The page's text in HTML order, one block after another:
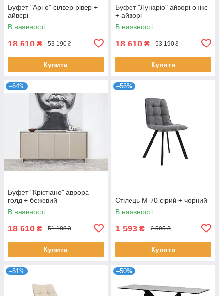
Буфет "Арно" сілвер рівер +
айворі
В наявності
18 610 ₴ 53 190 ₴
Купити
Буфет "Лунаріо" айворі онікс
+ айворі
В наявності
18 610 ₴ 53 190 ₴
Купити
–64%
Буфет "Крістіано" аврора
голд + бежевий
В наявності
18 610 ₴ 51 188 ₴
Купити
–56%
Стілець M-70 сірий + чорний
В наявності
1 593 ₴ 3 595 ₴
Купити
–51% –50%